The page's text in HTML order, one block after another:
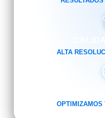
ALTA
OPTIMIZAMOS